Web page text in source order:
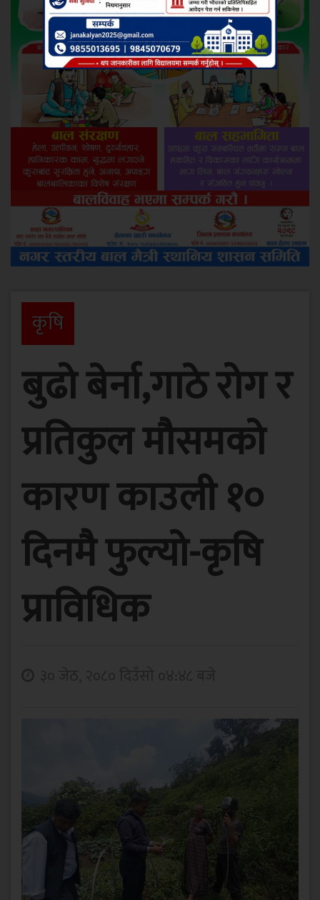
कृषि
बुढो बेर्ना,गाठे रोग र
प्रतिकुल मौसमको
कारण काउली १०
दिनमै फुल्यो-कृषि
प्राविधिक